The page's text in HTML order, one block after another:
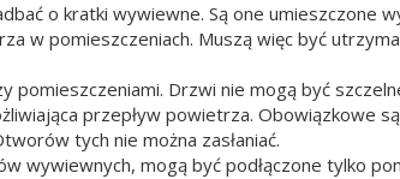
o kratki wywiewne. Są one umieszczone
w pomieszczeniach. Muszą więc być
Drzwi nie mogą być
przepływ powietrza. Obowiązkowe
tych nie można zasłaniać.
wywiewnych, mogą być podłączone tylko